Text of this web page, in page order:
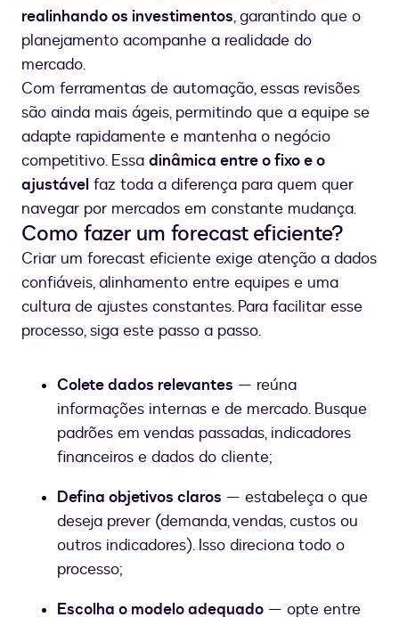
realinhando os investimentos, garantindo que o
planejamento acompanhe a realidade do
mercado.
Com ferramentas de automação, essas revisões
são ainda mais ágeis, permitindo que a equipe se
adapte rapidamente e mantenha o negócio
competitivo. Essa dinâmica entre o fixo e o
ajustável faz toda a diferença para quem quer
navegar por mercados em constante mudança.
Como fazer um forecast eficiente?
Criar um forecast eficiente exige atenção a dados
confiáveis, alinhamento entre equipes e uma
cultura de ajustes constantes. Para facilitar esse
processo, siga este passo a passo.
Colete dados relevantes — reúna
informações internas e de mercado. Busque
padrões em vendas passadas, indicadores
financeiros e dados do cliente;
Defina objetivos claros — estabeleça o que
deseja prever (demanda, vendas, custos ou
outros indicadores). Isso direciona todo o
processo;
Escolha o modelo adequado — opte entre